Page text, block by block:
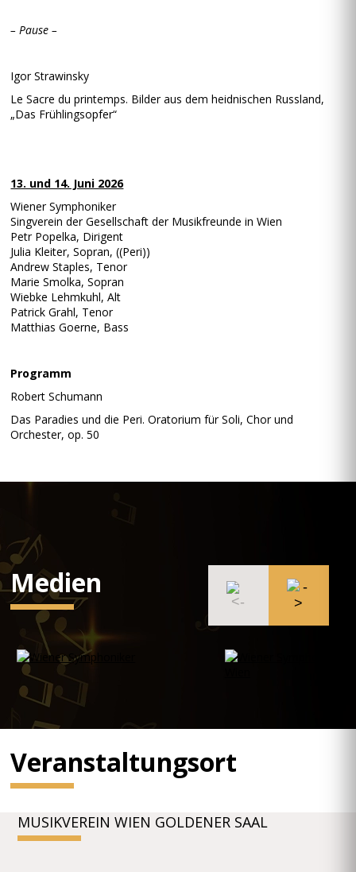
– Pause –
Igor Strawinsky
Le Sacre du printemps. Bilder aus dem heidnischen Russland,
„Das Frühlingsopfer“
13. und 14. Juni 2026
Wiener Symphoniker
Singverein der Gesellschaft der Musikfreunde in Wien
Petr Popelka, Dirigent
Julia Kleiter, Sopran, ((Peri))
Andrew Staples, Tenor
Marie Smolka, Sopran
Wiebke Lehmkuhl, Alt
Patrick Grahl, Tenor
Matthias Goerne, Bass
Programm
Robert Schumann
Das Paradies und die Peri. Oratorium für Soli, Chor und
Orchester, op. 50
Medien
Veranstaltungsort
MUSIKVEREIN WIEN GOLDENER SAAL